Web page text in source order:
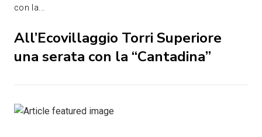
con la...
All’Ecovillaggio Torri Superiore
una serata con la “Cantadina”